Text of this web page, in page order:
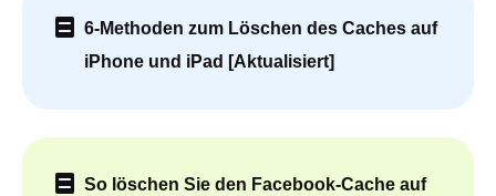
6-Methoden zum Löschen des Caches auf
iPhone und iPad [Aktualisiert]
So löschen Sie den Facebook-Cache auf